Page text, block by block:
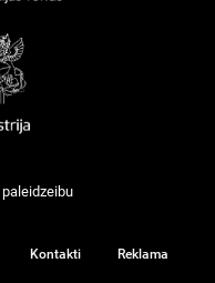
paleidzeibu
Kontakti Reklama